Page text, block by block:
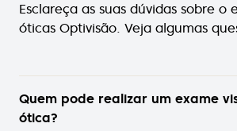
Esclareça as suas dúvidas sobre o
óticas Optivisão. Veja algumas
Quem pode realizar um exame
ótica?